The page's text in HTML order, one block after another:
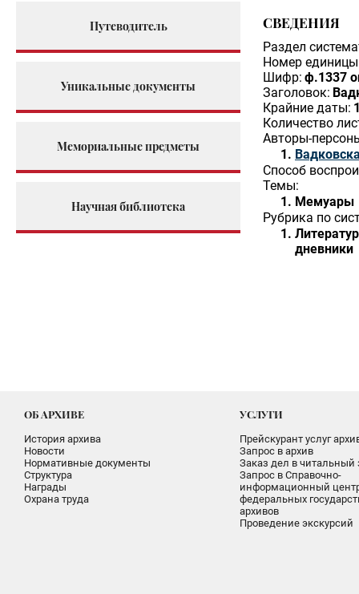
Путеводитель
Уникальные документы
Мемориальные предметы
Научная библиотека
СВЕДЕНИЯ
Раздел
Номер единицы
Шифр: ф.1337
Заголовок:
Крайние даты:
Количество
Авторы-
Способ
Темы:
Мемуары
Рубрика по
дневники
ОБ АРХИВЕ
История архива
Новости
Нормативные документы
Структура
Награды
Охрана труда
УСЛУГИ
Прейскурант услуг
Запрос в архив
Заказ дел в читальный
Запрос в Справочно-
информационный
федеральных
архивов
Проведение экскурсий